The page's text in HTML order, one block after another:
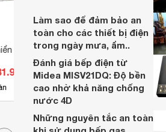
CAD32FD
đ
Bộ mã hóa vòng
ENC-1-1-T-24
Giá từ
Có 5 nơi bán
Làm sao để đảm bảo an
toàn cho các thiết bị điện
trong ngày mưa, ẩm..
Đánh giá bếp điện từ
Midea MISV21DQ: Độ bền
cao nhờ khả năng chống
nước 4D
Những nguyên tắc an toàn